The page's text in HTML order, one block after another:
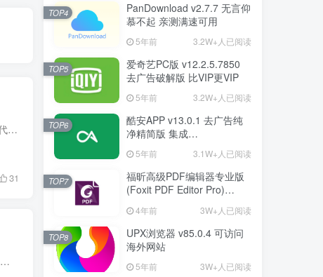
Magisk框架是由XDA大神topjohnwu开发的一款功能超级强大安卓框架，它以不修改/system代码的方式达到修改系统的功能用户可以使用这款软件更改手机系统中的一些文件，增加一些特色功能，打造一款...
31
搞机助手是一款非常不错的Android手机刷机恢复辅助软件，功能强大且完全免费使用。搞机助手可以帮助用户在电脑上刷机，将手机连接到电脑就可以执行十多项刷机操作，例如刷入Recovery、刷入Boot...
PanDownload v2.7.7 无言仰
慕不起 亲测满速可用
5年前 3.2W+人已阅读
TOP4
爱奇艺PC版 v12.2.5.7850
去广告破解版 比VIP更VIP
5年前 3.2W+人已阅读
TOP5
酷安APP v13.0.1 去广告纯
净精简版 集成
FuckCoolapkR1.16.5
5年前 3.1W+人已阅读
TOP6
福昕高级PDF编辑器专业版
(Foxit PDF Editor Pro)
4年前 3W+人已阅读
TOP7
UPX浏览器 v85.0.4 可访问
海外网站
5年前 3W+人已阅读
TOP8